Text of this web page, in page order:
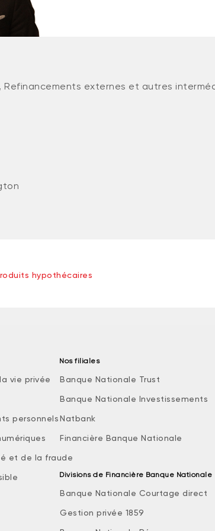
externes et autres
hypothécaires
vie privée
personnels
et de la fraude
Nos filiales
Banque Nationale Trust
Banque Nationale Investissements
Natbank
Financière Banque Nationale
Divisions de Financière Banque Nationale
Banque Nationale Courtage direct
Gestion privée 1859